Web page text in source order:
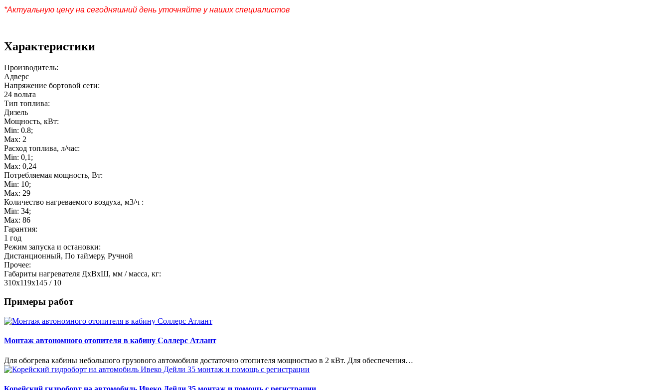
*Актуальную цену на сегодняшний день уточняйте у наших специалистов
Характеристики
Производитель:
Адверс
Напряжение бортовой сети:
24 вольта
Тип топлива:
Дизель
Мощность, кВт:
Min: 0.8;
Max: 2
Расход топлива, л/час:
Min: 0,1;
Max: 0,24
Потребляемая мощность, Вт:
Min: 10;
Max: 29
Количество нагреваемого воздуха, м3/ч :
Min: 34;
Max: 86
Гарантия:
1 год
Режим запуска и остановки:
Дистанционный, По таймеру, Ручной
Прочее:
Габариты нагревателя ДхВхШ, мм / масса, кг:
310x119x145 / 10
Примеры работ
Монтаж автономного отопителя в кабину Соллерс Атлант
Для обогрева кабины небольшого грузового автомобиля достаточно отопителя мощностью в 2 кВт. Для обеспечения…